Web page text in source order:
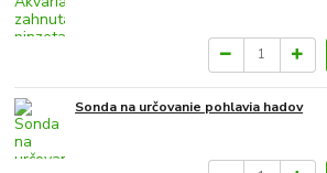
Sonda na určovanie pohlavia hadov